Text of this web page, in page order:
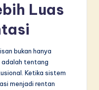
Luas
bukan hanya
tentang
Ketika sistem
menjadi rentan